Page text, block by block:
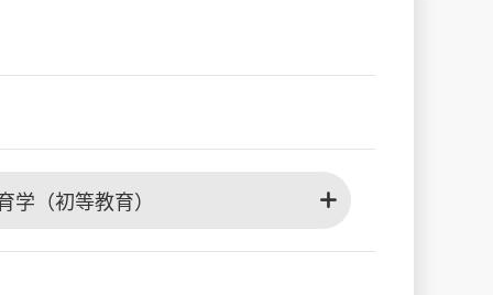
学（初等教育）